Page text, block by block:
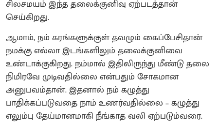
சிலசமயம் இந்த தலைக்குனிவு ஏற்படத்தான்
செய்கிறது.
ஆமாம், நம் கரங்களுக்குள் தவழும் கைப்பேசிதான்
நமக்கு எல்லா இடங்களிலும் தலைக்குனிவை
உண்டாக்குகிறது. நம்மால் இதிலிருந்து மீண்டு தலை
நிமிரவே முடிவதில்லை என்பதும் சோகமான
அனுபவம்தான். இதனால் நம் கழுத்து
பாதிக்கப்படுவதை நாம் உணர்வதில்லை – கழுத்து
எலும்பு தேய்மானமாகி நீங்காத வலி ஏற்படும்வரை.